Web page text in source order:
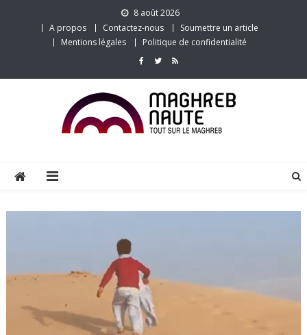
8 août 2026
A propos
Contactez-nous
Soumettre un article
Mentions légales
Politique de confidentialité